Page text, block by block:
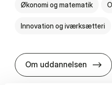
Økonomi og matematik
Innovation og iværksætteri
Om uddannelsen